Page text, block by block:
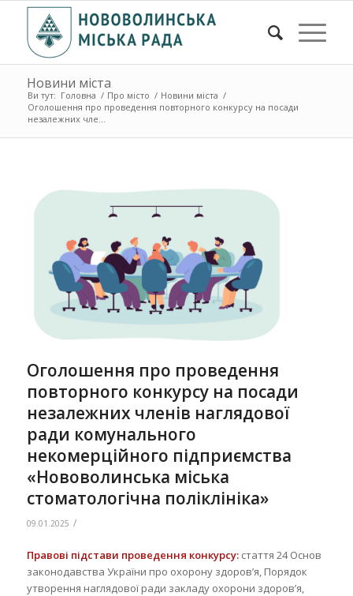
Новини міста
Ви тут: Головна / Про місто / Новини міста /
Оголошення про проведення повторного конкурсу на посади
незалежних чле...
Оголошення про проведення
повторного конкурсу на посади
незалежних членів наглядової
ради комунального
некомерційного підприємства
«Нововолинська міська
стоматологічна поліклініка»
09.01.2025 /
Правові підстави проведення конкурсу: стаття 24 Основ
законодавства України про охорону здоров’я, Порядок
утворення наглядової ради закладу охорони здоров’я,